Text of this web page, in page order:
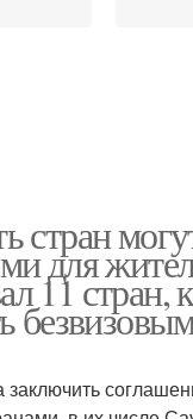
стран
для
11 стран,